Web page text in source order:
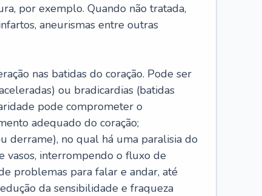
por exemplo. Quando não tratada,
aneurismas entre outras
nas batidas do coração. Pode ser
ou bradicardias (batidas
pode comprometer o
adequado do coração;
derrame), no qual há uma paralisia do
vasos, interrompendo o fluxo de
problemas para falar e andar, até
da sensibilidade e fraqueza